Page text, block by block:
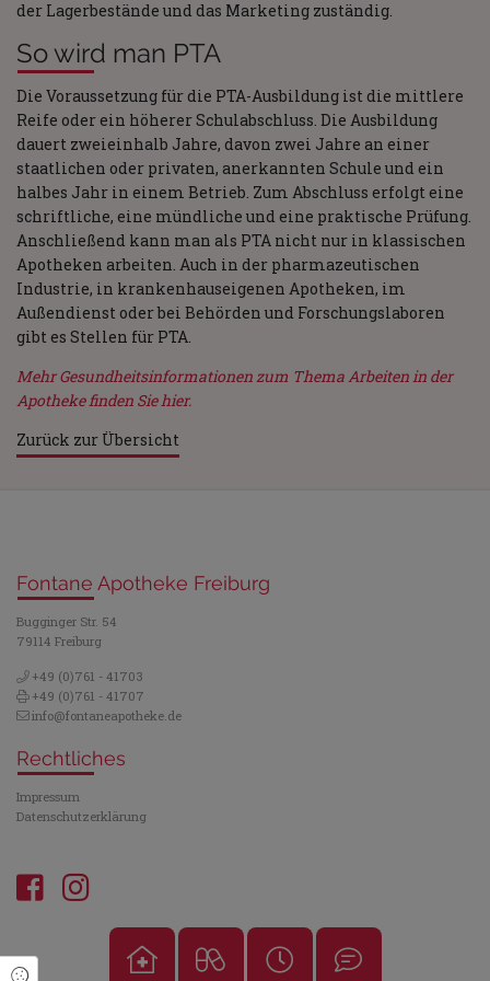
Zurück zur Übersicht
der Lagerbestände und das Marketing zuständig.
So wird man PTA
Die Voraussetzung für die PTA-Ausbildung ist die mittlere
Reife oder ein höherer Schulabschluss. Die Ausbildung
dauert zweieinhalb Jahre, davon zwei Jahre an einer
staatlichen oder privaten, anerkannten Schule und ein
halbes Jahr in einem Betrieb. Zum Abschluss erfolgt eine
schriftliche, eine mündliche und eine praktische Prüfung.
Anschließend kann man als PTA nicht nur in klassischen
Apotheken arbeiten. Auch in der pharmazeutischen
Industrie, in krankenhauseigenen Apotheken, im
Außendienst oder bei Behörden und Forschungslaboren
gibt es Stellen für PTA.
Mehr Gesundheitsinformationen zum Thema Arbeiten in der
Apotheke finden Sie hier.
Fontane Apotheke Freiburg
Bugginger Str. 54
79114 Freiburg
+49 (0)761 - 41703
+49 (0)761 - 41707
info@fontaneapotheke.de
Rechtliches
Impressum
Datenschutzerklärung
Cookie Einstellungen